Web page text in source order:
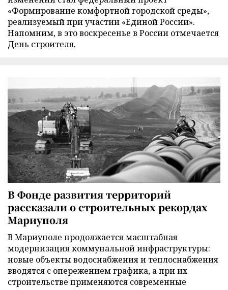
«Формирование комфортной городской среды»,
реализуемый при участии «Единой России».
Напомним, в это воскресенье в России отмечается
День строителя.
В Фонде развития территорий
рассказали о строительных рекордах
Мариуполя
В Мариуполе продолжается масштабная
модернизация коммунальной инфраструктуры:
новые объекты водоснабжения и теплоснабжения
вводятся с опережением графика, а при их
строительстве применяются современные